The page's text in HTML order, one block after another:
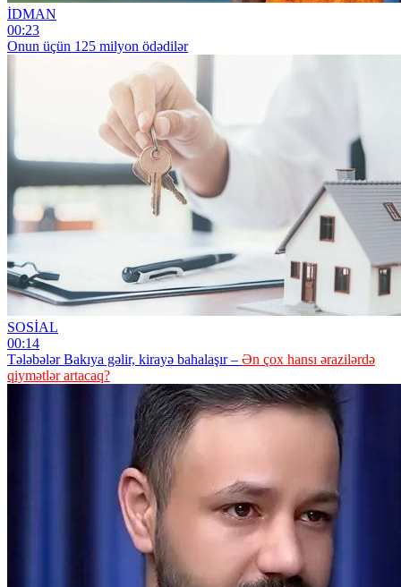
İDMAN
00:23
Onun üçün 125 milyon ödədilər
SOSİAL
00:14
Tələbələr Bakıya gəlir, kirayə bahalaşır – Ən çox hansı ərazilərdə
qiymətlər artacaq?